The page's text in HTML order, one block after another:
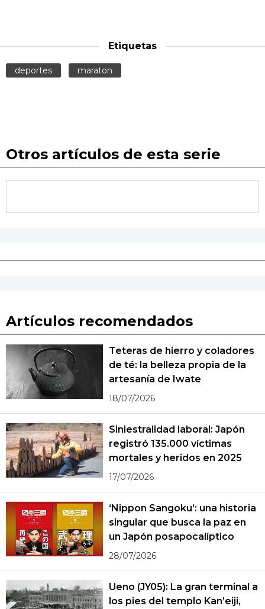
Etiquetas
deportes maraton
Otros artículos de esta serie
Artículos recomendados
Teteras de hierro y coladores
de té: la belleza propia de la
artesanía de Iwate
18/07/2026
Siniestralidad laboral: Japón
registró 135.000 víctimas
mortales y heridos en 2025
17/07/2026
‘Nippon Sangoku’: una historia
singular que busca la paz en
un Japón posapocalíptico
28/07/2026
Ueno (JY05): La gran terminal a
los pies del templo Kan’eiji,